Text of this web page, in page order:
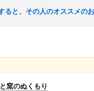
と、その人のオススメのお
窯のぬくもり